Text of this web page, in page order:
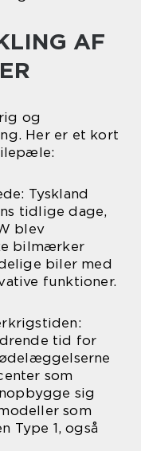
AF
og
Her er et kort
Tyskland
tidlige dage,
blev
bilmærker
biler med
funktioner.
tid for
som
sig
som
Type 1, også